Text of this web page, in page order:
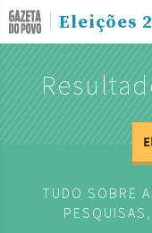
Eleições
TUDO SOBRE